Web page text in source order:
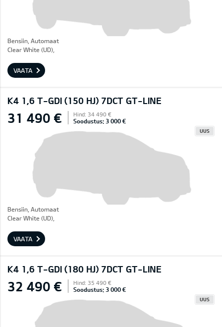
Bensiin, Automaat
Clear White (UD),
VAATA
K4 1,6 T-GDI (150 HJ) 7DCT GT-LINE
31 490 € Hind: 34 490 €
Soodustus: 3 000 €
UUS
Bensiin, Automaat
Clear White (UD),
VAATA
K4 1,6 T-GDI (180 HJ) 7DCT GT-LINE
32 490 € Hind: 35 490 €
Soodustus: 3 000 €
UUS